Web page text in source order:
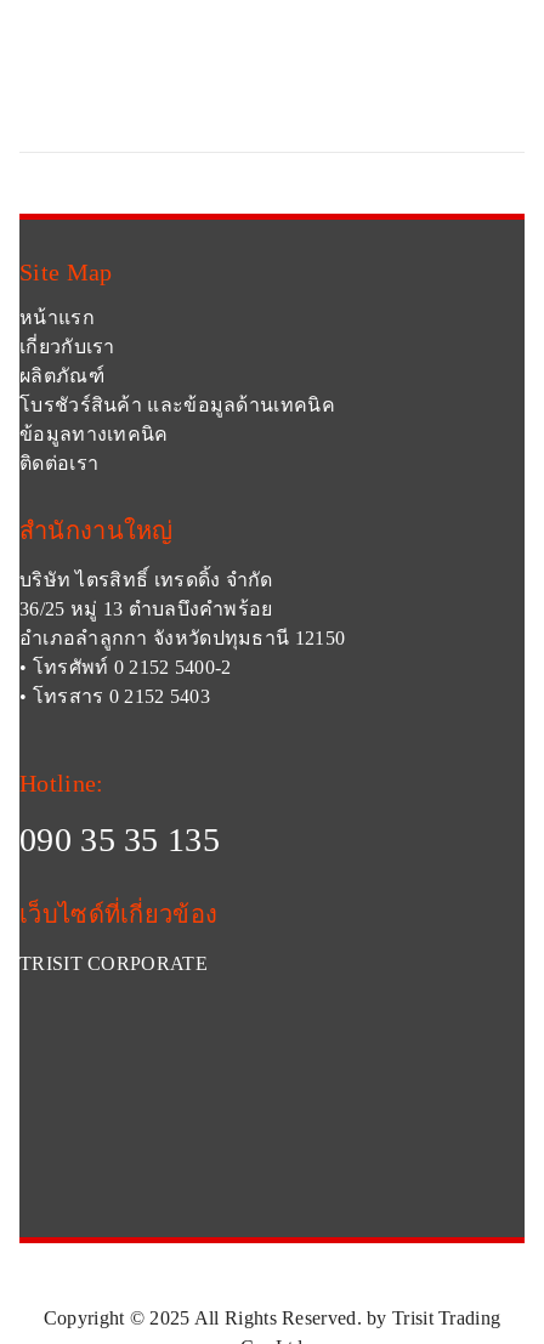
Site Map
หน้าแรก
เกี่ยวกับเรา
ผลิตภัณฑ์
โบรชัวร์สินค้า และข้อมูลด้านเทคนิค
ข้อมูลทางเทคนิค
ติดต่อเรา
สำนักงานใหญ่
บริษัท ไตรสิทธิ์ เทรดดิ้ง จำกัด
36/25 หมู่ 13 ตำบลบึงคำพร้อย
อำเภอลำลูกกา จังหวัดปทุมธานี 12150
• โทรศัพท์ 0 2152 5400-2
• โทรสาร 0 2152 5403
Hotline:
090 35 35 135
เว็บไซด์ที่เกี่ยวข้อง
TRISIT CORPORATE
Copyright © 2025 All Rights Reserved. by Trisit Trading